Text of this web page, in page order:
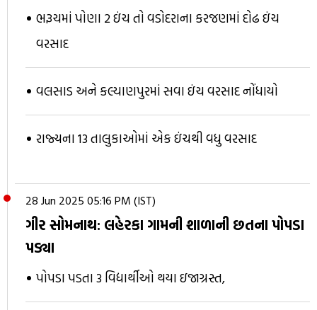
ભરૂચમાં પોણા 2 ઇંચ તો વડોદરાના કરજણમાં દોઢ ઇંચ
વરસાદ
વલસાડ અને કલ્યાણપુરમાં સવા ઇંચ વરસાદ નોંધાયો
રાજ્યના 13 તાલુકાઓમાં એક ઇંચથી વધુ વરસાદ
28 Jun 2025 05:16 PM (IST)
ગીર સોમનાથ: લહેરકા ગામની શાળાની છતના પોપડા
પડ્યા
પોપડા પડતા 3 વિદ્યાર્થીઓ થયા ઇજાગ્રસ્ત,